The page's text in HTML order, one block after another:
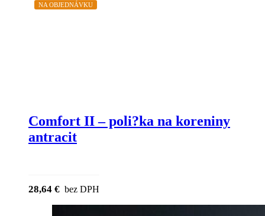
NA OBJEDNÁVKU
Comfort II – poli?ka na koreniny
antracit
28,64 € bez DPH